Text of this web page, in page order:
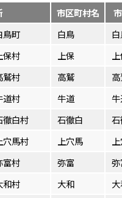
市区町村名
鳥町 白鳥
保村 上保
鷲村 高鷲
道村 牛道
徹白村 石徹白
穴馬村 上穴馬
富村 弥富
和村 大和